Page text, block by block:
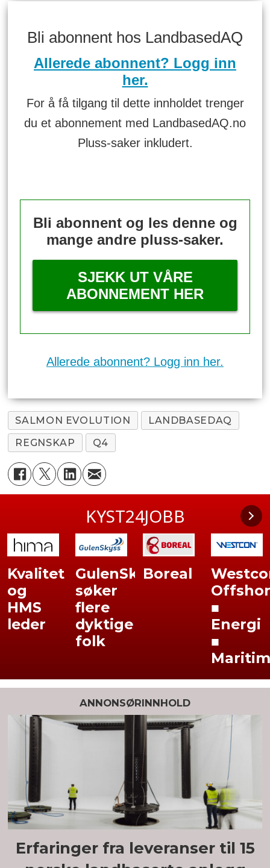
Bli abonnent hos LandbasedAQ
Allerede abonnent? Logg inn
her.
For å få tilgang til dette innholdet trenger
du et abonnement med LandbasedAQ.no
Pluss-saker inkludert.
Bli abonnent og les denne og
mange andre pluss-saker.
SJEKK UT VÅRE
ABONNEMENT HER
Allerede abonnent? Logg inn her.
SALMON EVOLUTION
LANDBASEDAQ
REGNSKAP
Q4
KYST24JOBB
Kvalitet
og
HMS
leder
GulenSkyss
søker
flere
dyktige
folk
Boreal
■
Energi
■
Maritim
ANNONSØRINNHOLD
Erfaringer fra leveranser til 15